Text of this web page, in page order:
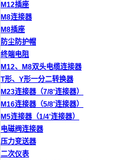
M12插座
M8连接器
M8插座
防尘防护帽
终端电阻
M12、M8双头电缆连接器
T形、Y形一分二转换器
M23连接器（7/8'连接器）
M16连接器（5/8'连接器）
M5连接器（1/4'连接器）
电磁阀连接器
压力变送器
二次仪表